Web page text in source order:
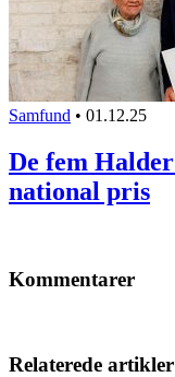
Samfund • 01.12.25
De fem
national pris
Kommentarer
Relaterede artikler